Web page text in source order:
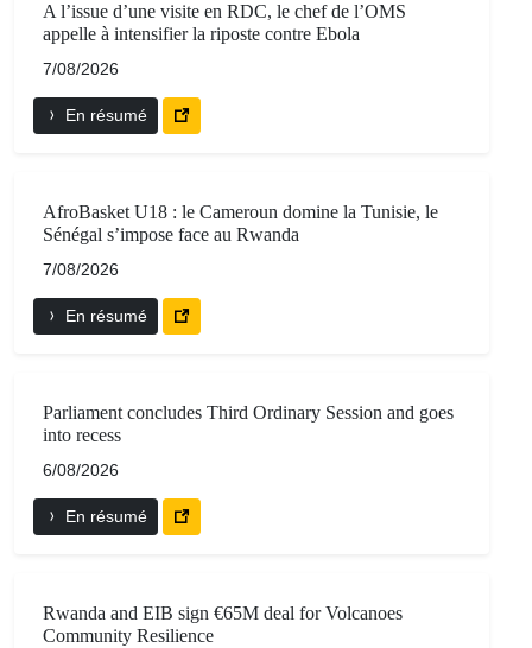
A l’issue d’une visite en RDC, le chef de l’OMS
appelle à intensifier la riposte contre Ebola
7/08/2026
En résumé
AfroBasket U18 : le Cameroun domine la Tunisie, le
Sénégal s’impose face au Rwanda
7/08/2026
En résumé
Parliament concludes Third Ordinary Session and goes
into recess
6/08/2026
En résumé
Rwanda and EIB sign €65M deal for Volcanoes
Community Resilience